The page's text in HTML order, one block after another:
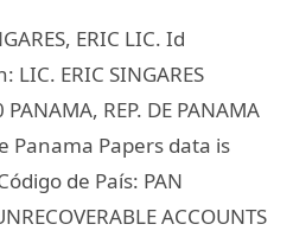
ERIC LIC. Id
ERIC SINGARES
REP. DE PANAMA
Panama Papers data is
de País: PAN
ACCOUNTS